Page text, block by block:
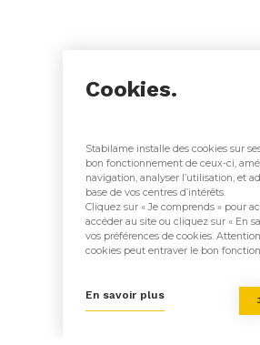
Cookies.
Stabilame installe des cookies sur
bon fonctionnement de ceux-ci,
navigation, analyser l’utilisation, et
base de vos centres d’intérêts.
Cliquez sur « Je comprends » pour
accéder au site ou cliquez sur « En
vos préférences de cookies.
cookies peut entraver le bon
En savoir plus
basic